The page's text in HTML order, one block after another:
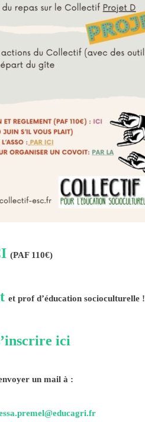
(PAF 110€)
et prof d’éducation socioculturelle !
ici
un mail à :